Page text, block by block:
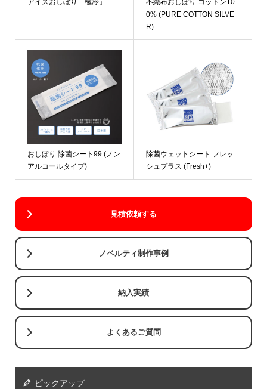
0% (PURE COTTON SILVE
R)
おしぼり 除菌シート99 (ノン
アルコールタイプ)
除菌ウェットシート フレッ
シュプラス (Fresh+)
見積依頼する
ノベルティ制作事例
納入実績
よくあるご質問
ピックアップ